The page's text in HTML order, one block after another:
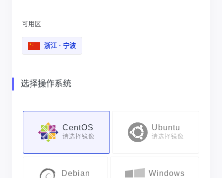
可用区
浙江 · 宁波
选择操作系统
CentOS
请选择镜像
Ubuntu
请选择镜像
Debian Windows